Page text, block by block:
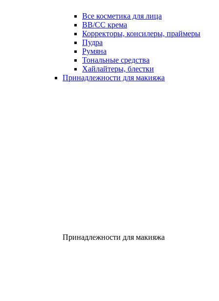
Все косметика для лица
ВВ/СС крема
Корректоры, консилеры, праймеры
Пудра
Румяна
Тональные средства
Хайлайтеры, блестки
Принадлежности для макияжа
Принадлежности для макияжа